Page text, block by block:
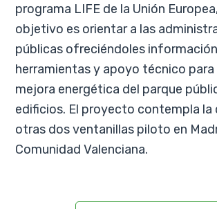
programa LIFE de la Unión
objetivo es orientar a las
públicas ofreciéndoles
herramientas y apoyo técnico para
mejora energética del parque
edificios. El proyecto contempla la
otras dos ventanillas piloto en
Comunidad Valenciana.